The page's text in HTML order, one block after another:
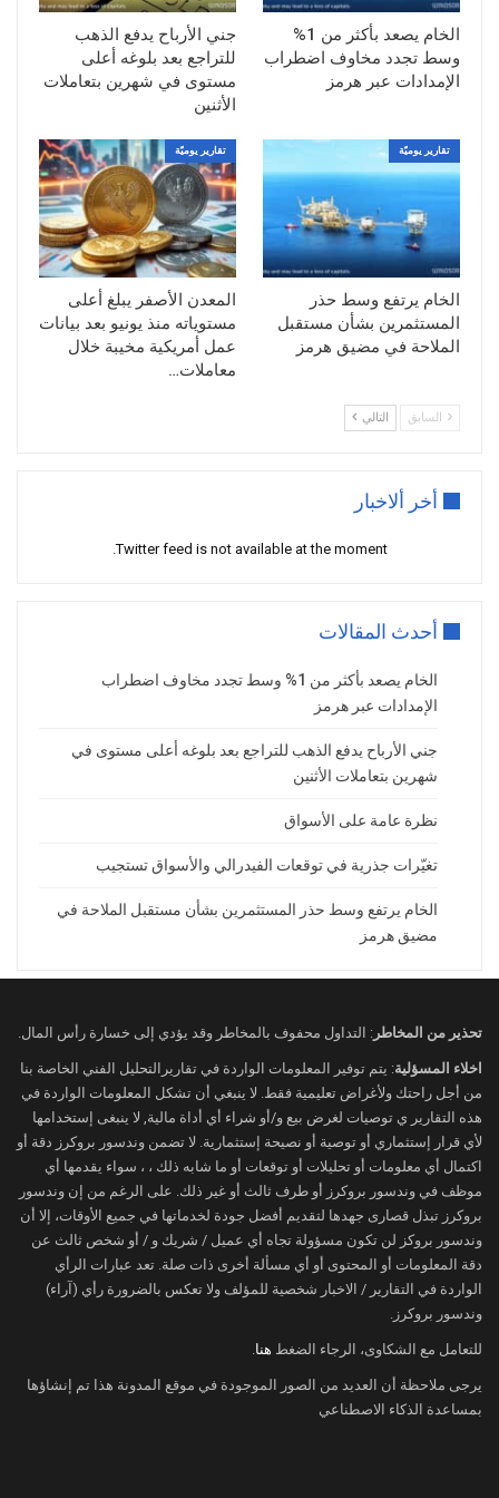
وتصاعد التهديدات العسكرية الأمريكية، قبل أن
تتراجع الأسعار مع إعادة تقييم حجم المخاطر
الفعلية على السوق.
إغلاق مضيق هرمز يعيد المخاوف إلى الواجهة
تصاعدت حدة التوترات بعد إعلان القيادة
العسكرية الإيرانية إغلاق مضيق هرمز أمام
ناقلات النفط والسفن التجارية، مؤكدة أن أي
محاولة لعبور الممر البحري ستُواجه بإجراءات
عسكرية.
وجاء القرار الإيراني عقب تنفيذ الولايات
المتحدة ضربات جديدة استهدفت مواقع داخل
إيران، بينما أكد الرئيس الأمريكي دونالد
ترامب أن واشنطن مستعدة لمواصلة العمليات
العسكرية إذا لم يتم التوصل إلى اتفاق سلام
وأعاد هذا التصعيد المخاوف بشأن أحد أهم
والذي يمر عبره نحو خمس الإمدادات العالمية
مؤشرات دبلوماسية تحد من مخاوف الأسواق
في المقابل، تلقت الأسواق إشارات إيجابية
ساهمت في تقليص حدة القلق، بعدما كشفت
مصادر إيرانية عن تكثيف الاتصالات
الدبلوماسية بين واشنطن وطهران خلال الأيام
الأخيرة.
وأشارت التقارير إلى أن الجانبين يواصلان
مناقشة عدد من الملفات العالقة، من بينها
آليات الإفراج عن الأصول الإيرانية المجمدة، ما
عزز التوقعات بإمكانية التوصل إلى تفاهمات
أولية رغم استمرار المواجهات العسكرية.
ويرى مراقبون أن استمرار المسار التفاوضي
تتطور إلى صراع طويل الأمد يهدد تدفقات
الطاقة العالمية بشكل كامل.
استمرار حركة الشحن يخفف من الضغوط
رغم التصريحات الإيرانية بشأن إغلاق المضيق،
أظهرت بيانات ملاحية وتقارير عسكرية
استمرار حركة بعض السفن التجارية وناقلات
الغاز الطبيعي المسال عبر المنطقة.
وأكدت القوات الأمريكية أن الملاحة التجارية
لم تتوقف بالكامل، مشيرة إلى عدم تعرض
السفن الحربية الأمريكية لهجمات مباشرة
داخل المضيق حتى الآن.
كما أظهرت بيانات الشحن مغادرة عدد من
ناقلات الغاز الطبيعي المسال منطقة الخليج
الخام يصعد بأكثر من 1%
وسط تجدد مخاوف اضطراب
الإمدادات عبر هرمز
جني الأرباح يدفع الذهب
للتراجع بعد بلوغه أعلى
مستوى في شهرين بتعاملات
الأثنين
تقارير يوميّة
الخام يرتفع وسط حذر
المستثمرين بشأن مستقبل
الملاحة في مضيق هرمز
تقارير يوميّة
المعدن الأصفر يبلغ أعلى
مستوياته منذ يونيو بعد بيانات
عمل أمريكية مخيبة خلال
معاملات…
السابق التالي
أخر ألاخبار
Twitter feed is not available at the moment.
أحدث المقالات
الخام يصعد بأكثر من 1% وسط تجدد مخاوف اضطراب
الإمدادات عبر هرمز
جني الأرباح يدفع الذهب للتراجع بعد بلوغه أعلى مستوى في
شهرين بتعاملات الأثنين
نظرة عامة على الأسواق
تغيّرات جذرية في توقعات الفيدرالي والأسواق تستجيب
الخام يرتفع وسط حذر المستثمرين بشأن مستقبل الملاحة في
مضيق هرمز
تحذير من المخاطر : التداول محفوف بالمخاطر وقد يؤدي إلى خسارة رأس المال.
اخلاء المسؤلية: يتم توفير المعلومات الواردة في تقاريرالتحليل الفني الخاصة بنا
من أجل راحتك ولأغراض تعليمية فقط. لا ينبغي أن تشكل المعلومات الواردة في
هذه التقارير ي توصيات لغرض بيع و/أو شراء أي أداة مالية, لا ينبغى إستخدامها
لأي قرار إستثماري أو توصية أو نصيحة إستثمارية. لا تضمن وندسور بروكرز دقة أو
اكتمال أي معلومات أو تحليلات أو توقعات أو ما شابه ذلك ، ، سواء يقدمها أي
موظف في وندسور بروكرز أو طرف ثالث أو غير ذلك. على الرغم من إن وندسور
بروكرز تبذل قصارى جهدها لتقديم أفضل جودة لخدماتها في جميع الأوقات، إلا أن
وندسور بروكز لن تكون مسؤولة تجاه أي عميل / شريك و / أو شخص ثالث عن
دقة المعلومات أو المحتوى أو أي مسألة أخرى ذات صلة. تعد عبارات الرأي
الواردة في التقارير / الاخبار شخصية للمؤلف ولا تعكس بالضرورة رأي (آراء)
وندسور بروكرز.
للتعامل مع الشكاوى، الرجاء الضغط هنا.
يرجى ملاحظة أن العديد من الصور الموجودة في موقع المدونة هذا تم إنشاؤها
بمساعدة الذكاء الاصطناعي